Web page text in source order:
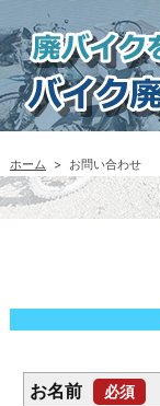
ホーム > お問い合わせ
お名前 必須